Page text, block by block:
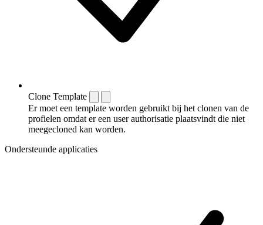
Clone Template
Er moet een template worden gebruikt bij het clonen van de
profielen omdat er een user authorisatie plaatsvindt die niet
meegecloned kan worden.
Ondersteunde applicaties